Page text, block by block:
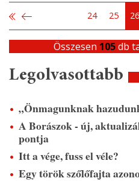
24 25 26
Összesen 105db
Legolvasottabb
„Önmagunknak
A Borászok - új,
pontja
Itt a vége, fuss el véle?
Egy török szőlőfajta